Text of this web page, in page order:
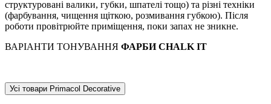
структуровані валики, губки, шпателі тощо) та різні техніки
(фарбування, чищення щіткою, розмивання губкою). Після
роботи провітрюйте приміщення, поки запах не зникне.
ВАРІАНТИ ТОНУВАННЯ ФАРБИ CHALK IT
Усі товари Primacol Decorative